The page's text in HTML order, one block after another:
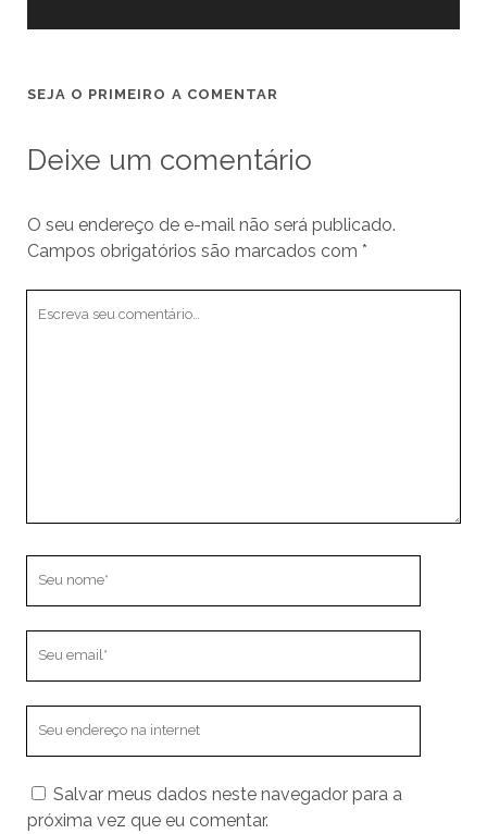
SEJA O PRIMEIRO A COMENTAR
Deixe um comentário
O seu endereço de e-mail não será publicado.
Campos obrigatórios são marcados com *
seu
site
Salvar meus dados neste navegador para a
próxima vez que eu comentar.